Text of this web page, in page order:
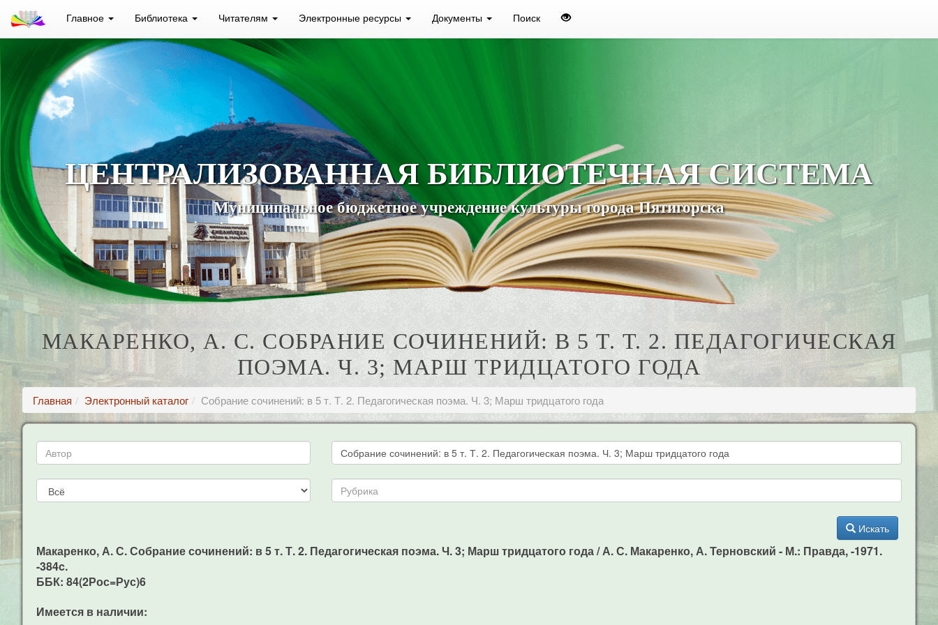
Главное Библиотека Читателям Электронные ресурсы Документы Поиск
ЦЕНТРАЛИЗОВАННАЯ БИБЛИОТЕЧНАЯ СИСТЕМА
Муниципальное бюджетное учреждение культуры города Пятигорска
МАКАРЕНКО, А. С. СОБРАНИЕ СОЧИНЕНИЙ: В 5 Т. Т. 2. ПЕДАГОГИЧЕСКАЯ
ПОЭМА. Ч. 3; МАРШ ТРИДЦАТОГО ГОДА
Главная Электронный каталог Собрание сочинений: в 5 т. Т. 2. Педагогическая поэма. Ч. 3; Марш тридцатого года
Искать
Макаренко, А. С. Собрание сочинений: в 5 т. Т. 2. Педагогическая поэма. Ч. 3; Марш тридцатого года / А. С. Макаренко, А. Терновский - М.: Правда, -1971.
-384c.
ББК: 84(2Рос=Рус)6
Имеется в наличии: